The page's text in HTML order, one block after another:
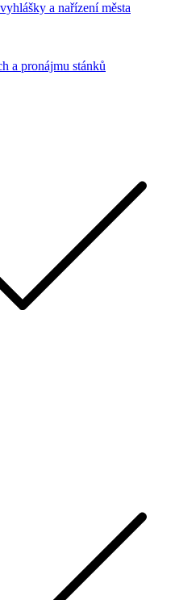
a nařízení města
a pronájmu stánků